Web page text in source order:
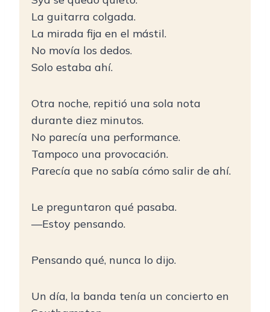
La guitarra colgada.
La mirada fija en el mástil.
No movía los dedos.
Solo estaba ahí.
Otra noche, repitió una sola nota
durante diez minutos.
No parecía una performance.
Tampoco una provocación.
Parecía que no sabía cómo salir de ahí.
Le preguntaron qué pasaba.
—Estoy pensando.
Pensando qué, nunca lo dijo.
Un día, la banda tenía un concierto en